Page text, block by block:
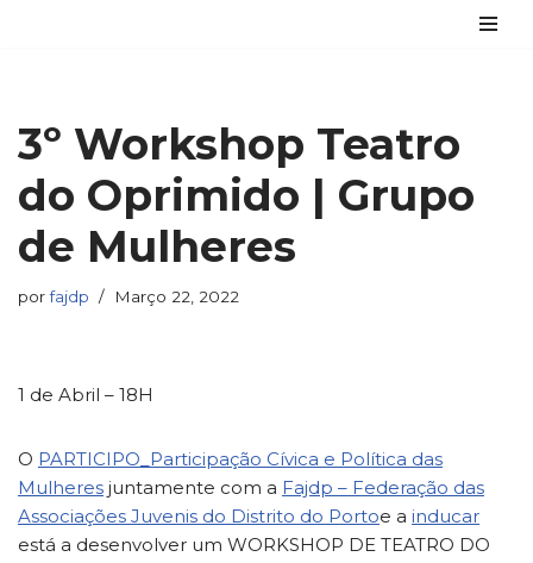
conteúdo
3º Workshop Teatro
do Oprimido | Grupo
de Mulheres
porfajdp Março 22, 2022
1 de Abril – 18H
O PARTICIPO_Participação Cívica e Política das
Mulheres juntamente com a Fajdp – Federação das
Associações Juvenis do Distrito do Portoe a inducar
está a desenvolver um WORKSHOP DE TEATRO DO